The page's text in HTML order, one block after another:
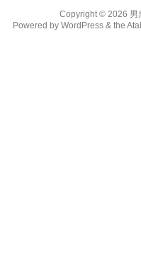
Copyright © 2026 男
Powered by WordPress & the